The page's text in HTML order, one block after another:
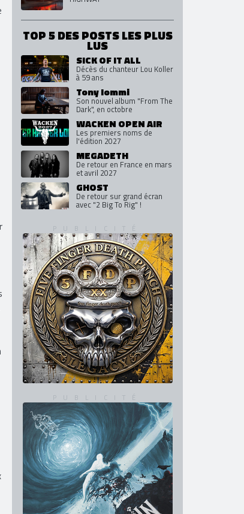
ROCK'N'ROLL
TOP 5 DES POSTS LES PLUS
LUS
SICK OF IT ALL
à 59 ans
Tony Iommi
Son nouvel album "From The
Dark", en octobre
WACKEN OPEN AIR
l'édition 2027
MEGADETH
et avril 2027
GHOST
De retour sur grand écran